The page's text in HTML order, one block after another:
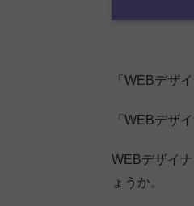
「WEBデザ
「WEBデザ
WEBデザイ
ょうか。